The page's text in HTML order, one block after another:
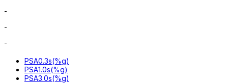
-
-
-
PSA0.3s(%g)
PSA1.0s(%g)
PSA3.0s(%g)